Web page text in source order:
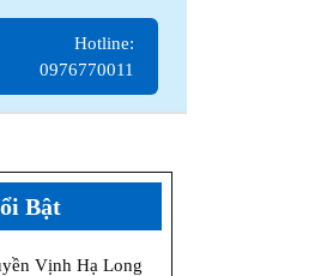
Hotline:
0976770011
0976770011
Bật
Vịnh Hạ Long